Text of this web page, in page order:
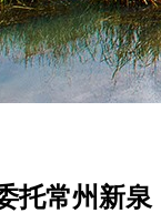
托常州新泉